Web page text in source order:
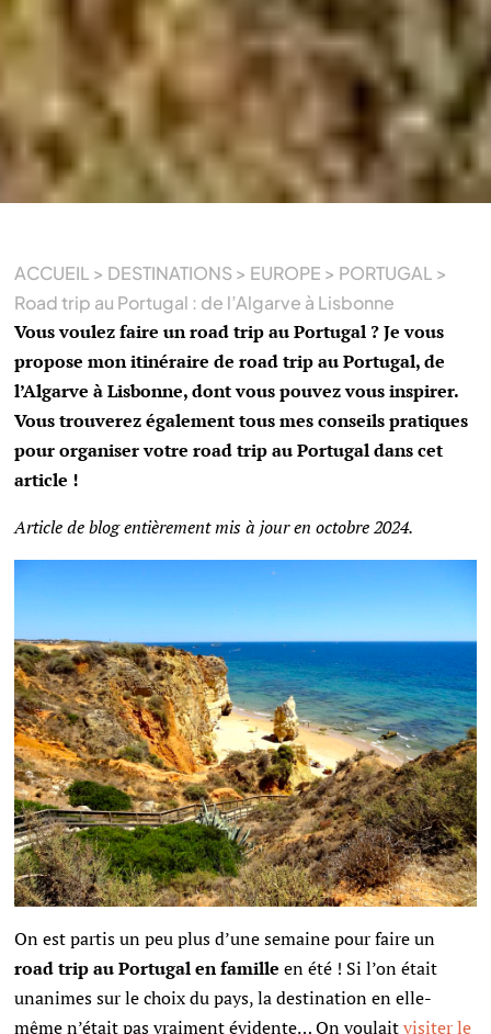
ACCUEIL > DESTINATIONS> EUROPE > PORTUGAL >
Road trip au Portugal : de l’Algarve à Lisbonne
Vous voulez faire un road trip au Portugal ? Je vous
propose mon itinéraire de road trip au Portugal, de
l’Algarve à Lisbonne, dont vous pouvez vous inspirer.
Vous trouverez également tous mes conseils pratiques
pour organiser votre road trip au Portugal dans cet
article !
Article de blog entièrement mis à jour en octobre 2024.
On est partis un peu plus d’une semaine pour faire un
road trip au Portugal en familleen été ! Si l’on était
unanimes sur le choix du pays, la destination en elle-
même n’était pas vraiment évidente… On voulaitvisiter le